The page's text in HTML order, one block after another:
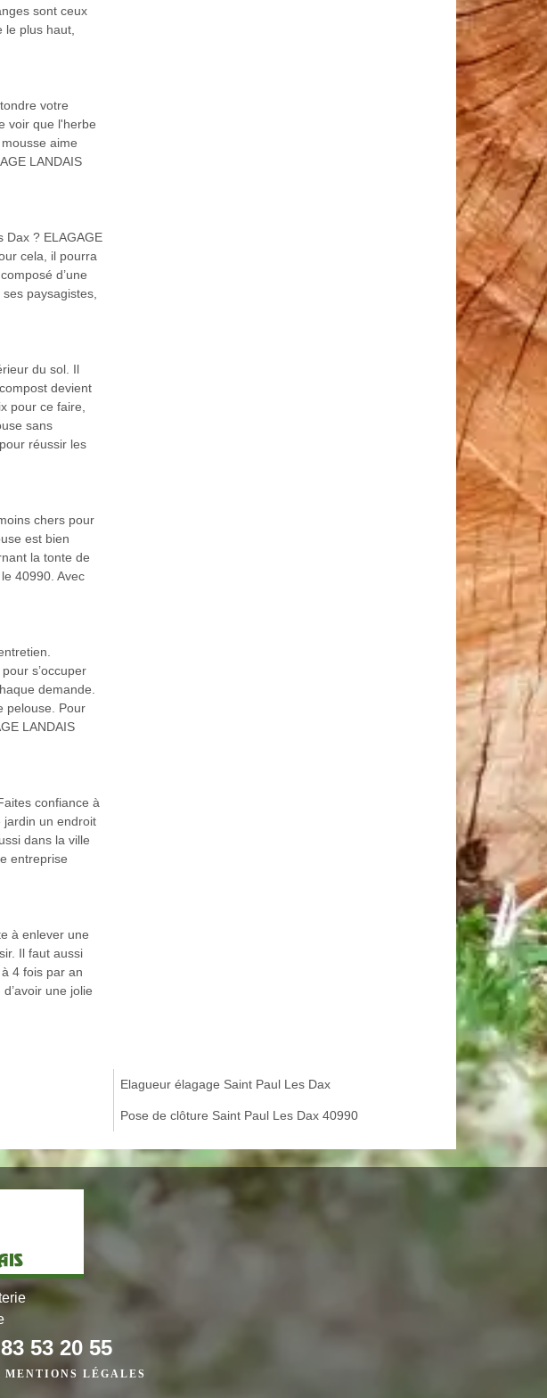
sont ceux
plus haut,
votre
voir que l'herbe
aime
LANDAIS
Dax ? ELAGAGE
cela, il pourra
d’une
paysagistes,
du sol. Il
devient
pour ce faire,
sans
réussir les
chers pour
est bien
la tonte de
40990. Avec
s’occuper
demande.
pelouse. Pour
LANDAIS
confiance à
jardin un endroit
dans la ville
entreprise
à enlever une
Il faut aussi
4 fois par an
une jolie
Elagueur élagage Saint Paul Les Dax
Pose de clôture Saint Paul Les Dax 40990
53 20 55
MENTIONS LÉGALES